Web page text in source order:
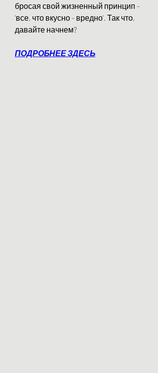
бросая свой жизненный принцип -
'все, что вкусно - вредно'. Так что,
давайте начнем?
ПОДРОБНЕЕ ЗДЕСЬ